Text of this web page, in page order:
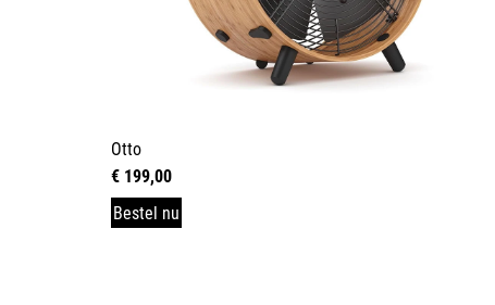
Otto
€ 199,00
Bestel nu